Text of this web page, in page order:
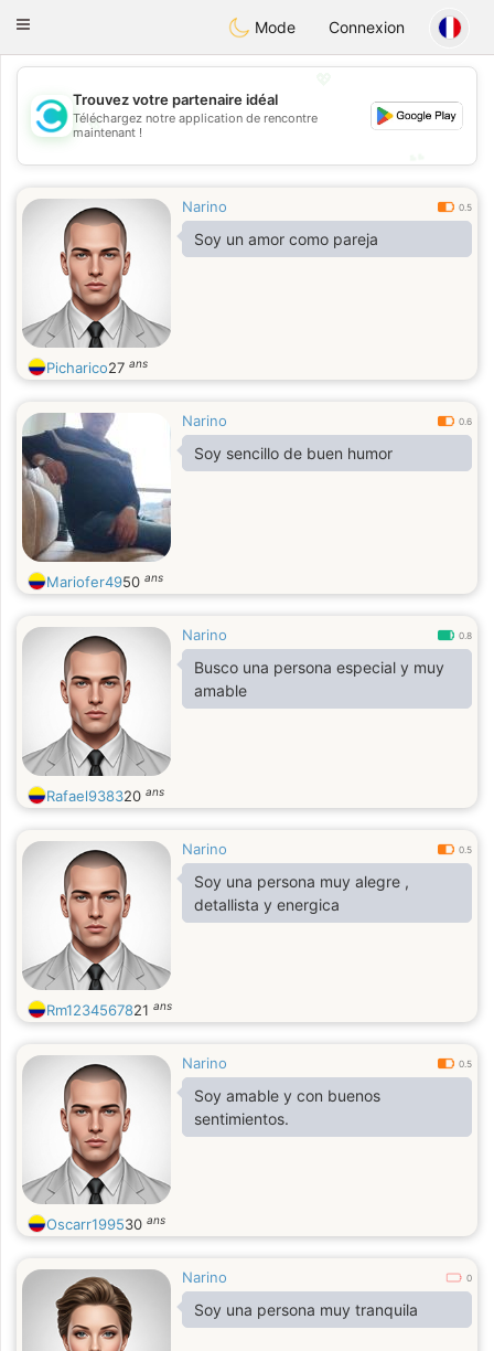
olombiaCitas
Toggle
Mode Connexion
💖
💕
Trouvez votre partenaire idéal
Téléchargez notre application de rencontre
maintenant !
Narino 0.5
Soy un amor como pareja
Picharico27 ans
Narino 0.6
Soy sencillo de buen humor
Mariofer4950 ans
Narino 0.8
Busco una persona especial y muy
amable
Rafael938320 ans
Narino 0.5
Soy una persona muy alegre ,
detallista y energica
Rm1234567821 ans
Narino 0.5
Soy amable y con buenos
sentimientos.
Oscarr199530 ans
Narino 0
Soy una persona muy tranquila